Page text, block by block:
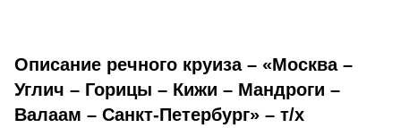
Описание речного круиза – «Москва –
Углич – Горицы – Кижи – Мандроги –
Валаам – Санкт-Петербург» – т/х